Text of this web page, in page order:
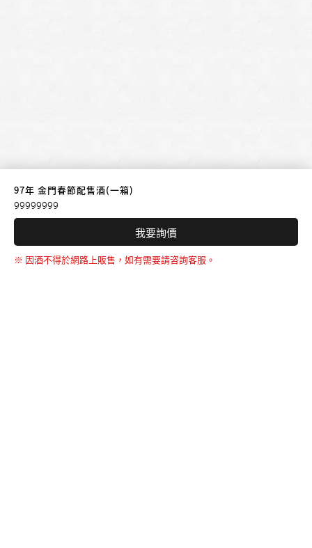
97年 金門春節配售酒(一箱)
99999999
※ 因酒不得於網路上販售，如有需要請咨詢客服。
我要詢價